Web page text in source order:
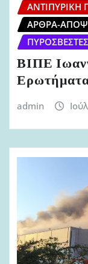
ΑΝΤΙΠΥΡΙΚΉ
ΆΡΘΡΑ-
ΠΥΡΟΣΒΈΣΤΕΣ
ΒΙΠΕ
admin